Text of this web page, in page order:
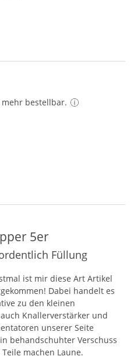
bestellbar.
5er
Füllung
ist mir diese Art Artikel
Dabei handelt es
zu den kleinen
Knallerverstärker und
unserer Seite
behandschuhter Verschuss
machen Laune.